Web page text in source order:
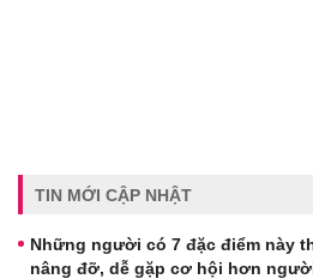
TIN MỚI CẬP NHẬT
Những người có 7 đặc điểm này
nâng đỡ, dễ gặp cơ hội hơn